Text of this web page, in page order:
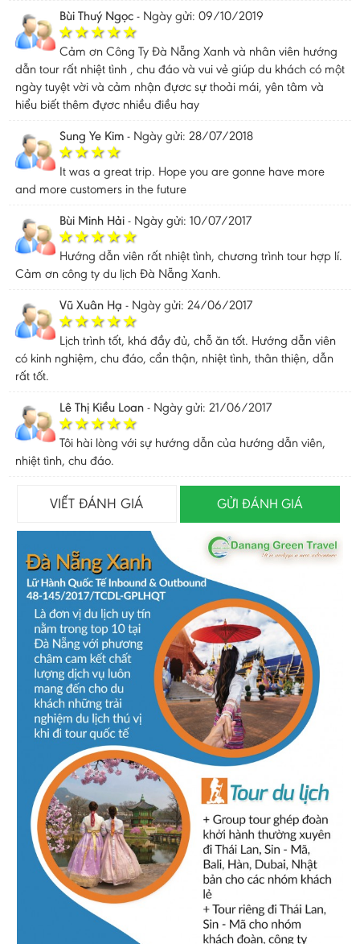
Bùi Thuý Ngọc - Ngày gửi: 09/10/2019
Cảm ơn Công Ty Đà Nẵng Xanh và nhân viên hướng
dẫn tour rất nhiệt tình , chu đáo và vui vẻ giúp du khách có một
ngày tuyệt vời và cảm nhận đựơc sự thoải mái, yên tâm và
hiểu biết thêm đựơc nhiều điều hay
Sung Ye Kim - Ngày gửi: 28/07/2018
It was a great trip. Hope you are gonne have more
and more customers in the future
Bùi Minh Hải - Ngày gửi: 10/07/2017
Hướng dẫn viên rất nhiệt tình, chương trình tour hợp lí.
Cảm ơn công ty du lịch Đà Nẵng Xanh.
Vũ Xuân Hạ - Ngày gửi: 24/06/2017
Lịch trình tốt, khá đầy đủ, chỗ ăn tốt. Hướng dẫn viên
có kinh nghiệm, chu đáo, cẩn thận, nhiệt tình, thân thiện, dẫn
rất tốt.
Lê Thị Kiều Loan - Ngày gửi: 21/06/2017
Tôi hài lòng với sự hướng dẫn của hướng dẫn viên,
nhiệt tình, chu đáo.
VIẾT ĐÁNH GIÁ GỬI ĐÁNH GIÁ